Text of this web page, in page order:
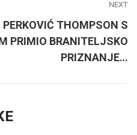
NEXT
PERKOVIĆ THOMPSON S
PRIMIO BRANITELJSKO
PRIZNANJE…